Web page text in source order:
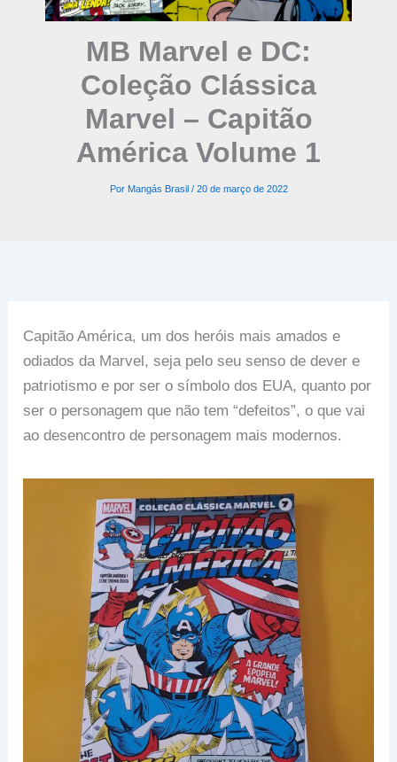
MB Marvel e DC:
Coleção Clássica
Marvel – Capitão
América Volume 1
Por Mangás Brasil / 20 de março de 2022
Capitão América, um dos heróis mais amados e
odiados da Marvel, seja pelo seu senso de dever e
patriotismo e por ser o símbolo dos EUA, quanto por
ser o personagem que não tem “defeitos”, o que vai
ao desencontro de personagem mais modernos.